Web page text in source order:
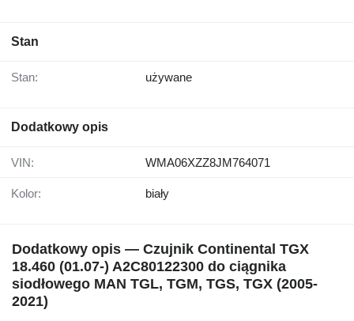
Stan
Stan: używane
Dodatkowy opis
VIN: WMA06XZZ8JM764071
Kolor: biały
Dodatkowy opis — Czujnik Continental TGX
18.460 (01.07-) A2C80122300 do ciągnika
siodłowego MAN TGL, TGM, TGS, TGX (2005-
2021)